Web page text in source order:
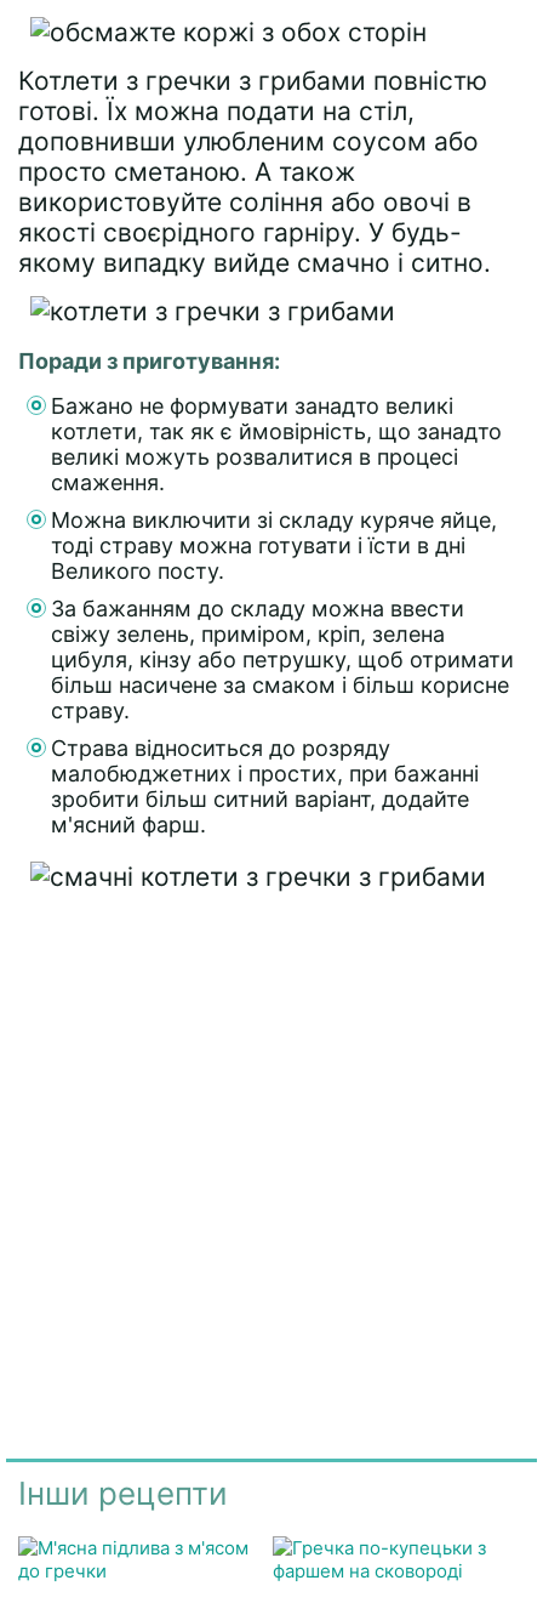
Котлети з гречки з грибами повністю
готові. Їх можна подати на стіл,
доповнивши улюбленим соусом або
просто сметаною. А також
використовуйте соління або овочі в
якості своєрідного гарніру. У будь-
якому випадку вийде смачно і ситно.
Поради з приготування:
Бажано не формувати занадто великі
котлети, так як є ймовірність, що занадто
великі можуть розвалитися в процесі
смаження.
Можна виключити зі складу куряче яйце,
тоді страву можна готувати і їсти в дні
Великого посту.
За бажанням до складу можна ввести
свіжу зелень, приміром, кріп, зелена
цибуля, кінзу або петрушку, щоб отримати
більш насичене за смаком і більш корисне
страву.
Страва відноситься до розряду
малобюджетних і простих, при бажанні
зробити більш ситний варіант, додайте
м'ясний фарш.
Інши рецепти